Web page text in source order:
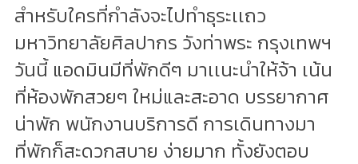
สำหรับใครที่กำลังจะไปทำธุระเเถว
มหาวิทยาลัยศิลปากร วังท่าพระ กรุงเทพฯ
วันนี้ แอดมินมีที่พักดีๆ มาเเนะนำให้จ้า เน้น
ที่ห้องพักสวยๆ ใหม่และสะอาด บรรยากาศ
น่าพัก พนักงานบริการดี การเดินทางมา
ที่พักก็สะดวกสบาย ง่ายมาก ทั้งยังตอบ